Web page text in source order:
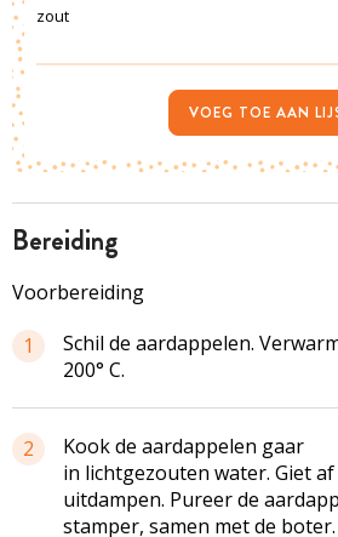
bereiding
Voorbereiding
1
Schil de aardappelen.
200° C.
2
Kook de aardappelen gaar
in lichtgezouten water. Giet
uitdampen. Pureer de
stamper, samen met de
zout
VOEG TOE AAN